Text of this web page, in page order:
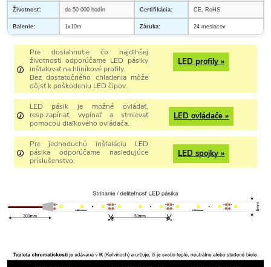
Životnosť: do 50 000 hodín Certifikácia: CE, RoHS
Balenie: 1x10m Záruka: 24 mesiacov
Pre dosiahnutie čo najdlhšej
životnosti odporúčame LED pásiky
inštalovať na hliníkové profily.
Bez dostatočného chladenia môže
dôjsť k poškodeniu LED čipov.
LED profily »
LED pásik je možné ovládať,
resp.zapínať, vypínať a stmievať
pomocou diaľkového ovládača.
LED ovládače »
Pre jednoduchú inštaláciu LED
pásika odporúčame nasledujúce
príslušenstvo.
LED spojky »